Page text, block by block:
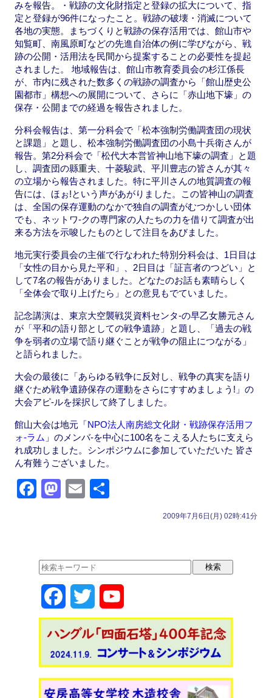
みを報告。・戦跡の文化財指定と登録の拡大について、指
定と登録が96件になったこと。戦跡の破壊・消滅について
各地の実態。まちづくりと戦跡の保存活用では、館山市や
知覧町、南風原町などの先進自治体の例に学びながら、戦
跡の公開・活用法を民間から提案することの必要性を提起
されました。 地域報告は、館山市教育委員会の杉江係長
が、市内に残された数多くの戦跡の調査から「館山歴史公
園都市」構想への展開について、さらに「赤山地下壕」の
保存・公開までの経過を報告されました。
分科会報告は、第一分科会で「松本強制労働調査団の現状
と課題」と題し、松本強制労働調査団の小島十兵衛さんが
報告。第2分科会で「松代大本営皆神山地下壕の調査」と題
し、調査団の縣重夫、十菱駿武、平川豊志の皆さんが其々
の立場から報告されました。特に平川さんの地質調査の報
告には、ほぉ!という声があがりました。この皆神山の調査
は、全国の保存運動のなかで独自の調査がむつかしい団体
でも、ネットワ-クの専門家の人たちの力を借りて調査が出
来る方法を示唆したものとして注目をあびました。
地元実行委員会の主催で行なわれた特別分科会は、1日目は
「女性の目から見た平和」、2日目は「証言者のつどい」と
して7名の報告がありました。どなたのお話も素晴らしく
「全体会で取り上げたら」との意見もでていました。
記念講演は、東京大空襲戦災資料センタ-の早乙女勝元さん
が「平和の語り部としての戦争遺跡」と題し、「過去の戦
争を弱者の立場で語り継ぐことが戦争の阻止につながる」
と語られました。
大会の最後に「あらゆる戦争に反対し、戦争の真実を語り
継ぐため戦争遺跡保存の運動をさらにすすめましょう!」の
大会アピ-ルを採択して終了しました。
館山大会は地元「NPO法人南房総文化財・戦跡保存活用フ
ォ-ラム 」のメンバ-を中心に100名をこえる人たちに支えら
れ成功しました。シンポジウムに参加していただいた 皆さ
ん有難うございました。
F
b
o
o
k
M
d
o
n
E
2009年7月6日(月) 02時:41分
a
e
b
w
t
t
o
T
u